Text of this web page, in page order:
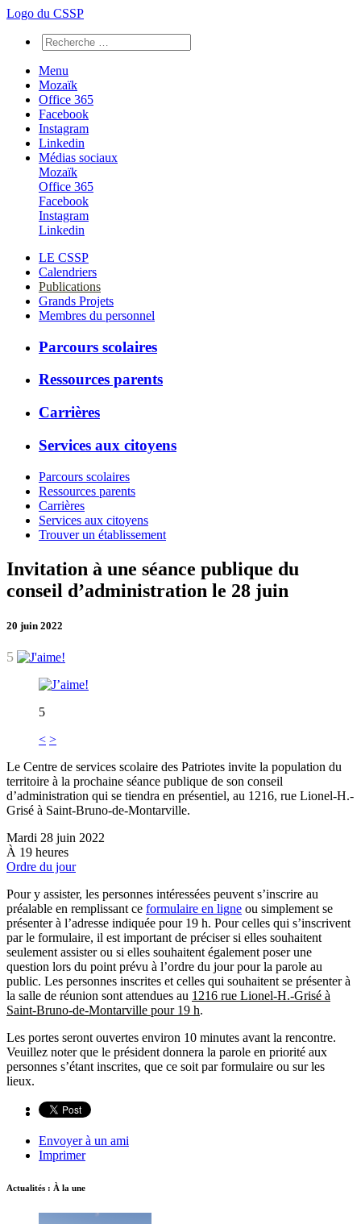
Logo du CSSP
Menu
Mozaïk
Office 365
Facebook
Instagram
Linkedin
Médias sociaux
Mozaïk
Office 365
Facebook
Instagram
Linkedin
LE CSSP
Calendriers
Publications
Grands Projets
Membres du personnel
Parcours scolaires
Ressources parents
Carrières
Services aux citoyens
Parcours scolaires
Ressources parents
Carrières
Services aux citoyens
Trouver un établissement
Invitation à une séance publique du
conseil d’administration le 28 juin
20 juin 2022
5
5
< >
Le Centre de services scolaire des Patriotes invite la population du
territoire à la prochaine séance publique de son conseil
d’administration qui se tiendra en présentiel, au 1216, rue Lionel-H.-
Grisé à Saint-Bruno-de-Montarville.
Mardi 28 juin 2022
À 19 heures
Ordre du jour
Pour y assister, les personnes intéressées peuvent s’inscrire au
préalable en remplissant ce formulaire en ligne ou simplement se
présenter à l’adresse indiquée pour 19 h. Pour celles qui s’inscrivent
par le formulaire, il est important de préciser si elles souhaitent
seulement assister ou si elles souhaitent également poser une
question lors du point prévu à l’ordre du jour pour la parole au
public. Les personnes inscrites et celles qui souhaitent se présenter à
la salle de réunion sont attendues au 1216 rue Lionel-H.-Grisé à
Saint-Bruno-de-Montarville pour 19 h.
Les portes seront ouvertes environ 10 minutes avant la rencontre.
Veuillez noter que le président donnera la parole en priorité aux
personnes s’étant inscrites, que ce soit par formulaire ou sur les
lieux.
Envoyer à un ami
Imprimer
Actualités : À la une